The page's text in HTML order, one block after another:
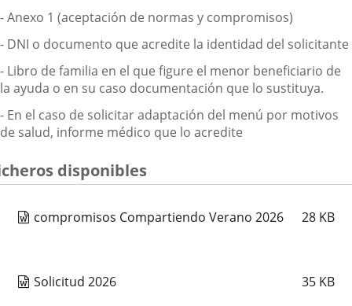
- Anexo 1 (aceptación de normas y compromisos)
- DNI o documento que acredite la identidad del solicitante
- Libro de familia en el que figure el menor beneficiario de
la ayuda o en su caso documentación que lo sustituya.
- En el caso de solicitar adaptación del menú por motivos
de salud, informe médico que lo acredite
disponibles
compromisos Compartiendo Verano 2026 28 KB
Solicitud 2026 35 KB